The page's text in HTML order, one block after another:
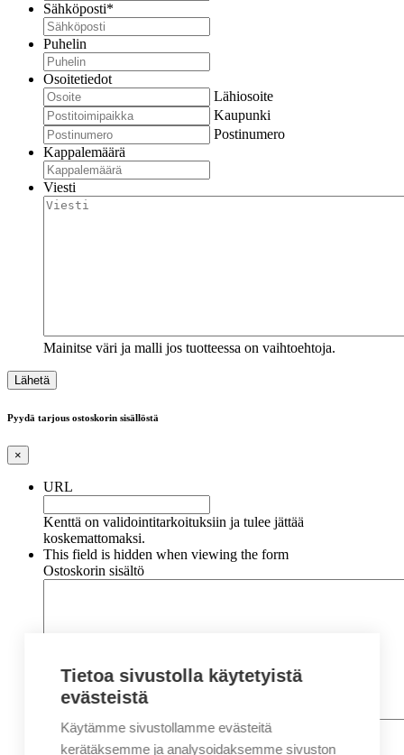
Sähköposti*
Puhelin
Osoitetiedot
Lähiosoite
Kaupunki
Postinumero
Kappalemäärä
Viesti
Mainitse väri ja malli jos tuotteessa on vaihtoehtoja.
Pyydä tarjous ostoskorin sisällöstä
×
URL
Kenttä on validointitarkoituksiin ja tulee jättää
koskemattomaksi.
This field is hidden when viewing the form
Ostoskorin sisältö
Nimi*
Etunimi
Tietoa sivustolla käytetyistä
evästeistä
Käytämme sivustollamme evästeitä
kerätäksemme ja analysoidaksemme sivuston